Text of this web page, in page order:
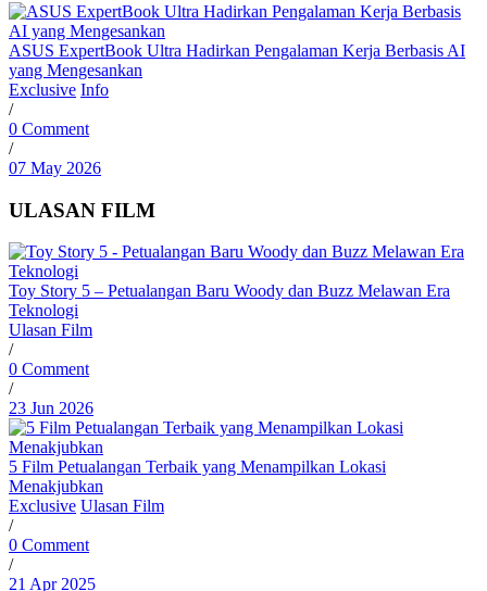
ASUS ExpertBook Ultra Hadirkan Pengalaman Kerja Berbasis AI
yang Mengesankan
Exclusive Info
/
0 Comment
/
07 May 2026
ULASAN FILM
Toy Story 5 – Petualangan Baru Woody dan Buzz Melawan Era
Teknologi
Ulasan Film
/
0 Comment
/
23 Jun 2026
5 Film Petualangan Terbaik yang Menampilkan Lokasi
Menakjubkan
Exclusive Ulasan Film
/
0 Comment
/
21 Apr 2025